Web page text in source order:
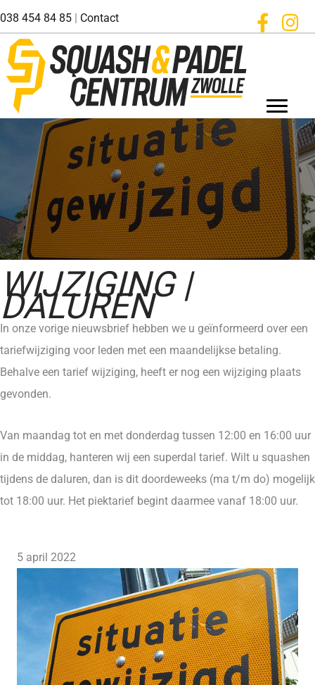
Ga
naar
de
inhoud
038 454 84 85 | Contact
WIJZIGING |
DALUREN
In onze vorige nieuwsbrief hebben we u geïnformeerd over een
tariefwijziging voor leden met een maandelijkse betaling.
Behalve een tarief wijziging, heeft er nog een wijziging plaats
gevonden.
Van maandag tot en met donderdag tussen 12:00 en 16:00 uur
in de middag, hanteren wij een superdal tarief. Wilt u squashen
tijdens de daluren, dan is dit doordeweeks (ma t/m do) mogelijk
tot 18:00 uur. Het piektarief begint daarmee vanaf 18:00 uur.
5 april 2022